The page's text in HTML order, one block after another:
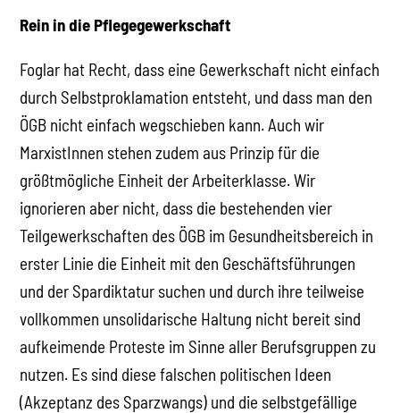
Rein in die Pflegegewerkschaft
Foglar hat Recht, dass eine Gewerkschaft nicht einfach
durch Selbstproklamation entsteht, und dass man den
ÖGB nicht einfach wegschieben kann. Auch wir
MarxistInnen stehen zudem aus Prinzip für die
größtmögliche Einheit der Arbeiterklasse. Wir
ignorieren aber nicht, dass die bestehenden vier
Teilgewerkschaften des ÖGB im Gesundheitsbereich in
erster Linie die Einheit mit den Geschäftsführungen
und der Spardiktatur suchen und durch ihre teilweise
vollkommen unsolidarische Haltung nicht bereit sind
aufkeimende Proteste im Sinne aller Berufsgruppen zu
nutzen. Es sind diese falschen politischen Ideen
(Akzeptanz des Sparzwangs) und die selbstgefällige